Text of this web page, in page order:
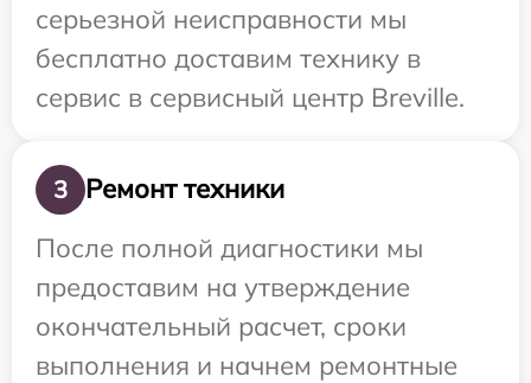
серьезной неисправности мы
бесплатно доставим технику в
сервис в сервисный центр Breville.
3
Ремонт техники
После полной диагностики мы
предоставим на утверждение
окончательный расчет, сроки
выполнения и начнем ремонтные